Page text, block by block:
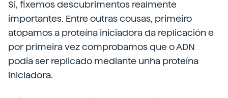
Si, fixemos descubrimentos realmente
importantes. Entre outras cousas, primeiro
atopamos a proteína iniciadora da replicación e
por primeira vez comprobamos que o ADN
podía ser replicado mediante unha proteína
iniciadora.